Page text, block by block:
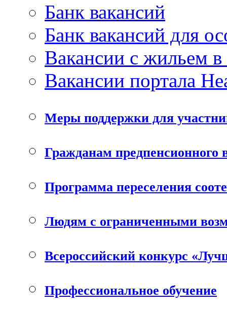
Банк вакансий
Банк вакансий для
Вакансии с жильем
Вакансии портала
Меры поддержки для
Гражданам предпенсионного
Программа переселения
Людям с ограниченными
Всероссийский конкурс
Профессиональное обучение